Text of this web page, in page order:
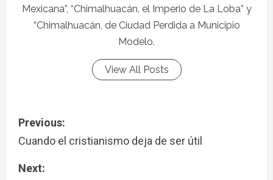
Mexicana”, “Chimalhuacán, el Imperio de La Loba” y
“Chimalhuacán, de Ciudad Perdida a Municipio
Modelo.
View All Posts
Previous:
Cuando el cristianismo deja de ser útil
Next: